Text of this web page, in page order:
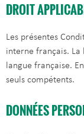
DROIT
Les présentes
interne français. La
langue française.
seuls compétents.
DONNÉES